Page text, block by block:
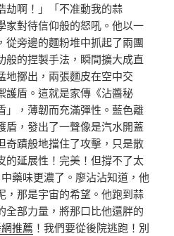
劫啊！」「不准動我的蒜
家對待信仰般的怒吼。他以一
從旁邊的麵粉堆中抓起了兩團
般的捏製手法，瞬間擴大成直
地擲出，兩張麵皮在空中交
護盾。這就是家傳《沾醬秘
」，薄韌而充滿彈性。藍色離
盾，發出了一聲像是汽水開蓋
奇蹟般地擋住了攻擊，只是散
的延展性！完美！但撐不了太
藥味更濃了。廖沾沾知道，他
，那是宇宙的希望。他跑到蒜
全部力量，將那口比他還胖的
推薦 ！我們要從後院逃跑！別